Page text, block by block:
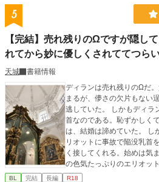
5
【完結】売れ残りのΩですが隠し
れてから妙に優しくされててつらい
天城
書籍情報
ディランは売れ残りのΩだ
まるが、儚さの欠片もない
逃していた。 しかもディラ
首なのである。恥ずかしく
は、結婚は諦めていた。 し
リオットに事故で陥没乳首
く接してくれる。始めは気
の色気たっぷりのエリオッ
ないようなむずがゆいよう
BL 完結 長編 R18